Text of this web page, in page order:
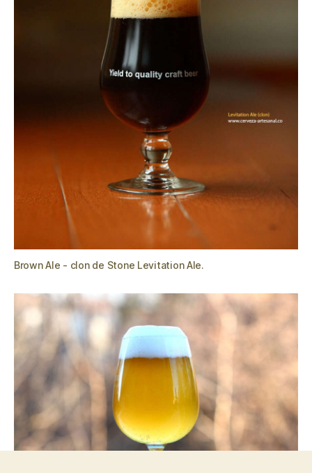
Brown Ale - clon de Stone Levitation Ale.